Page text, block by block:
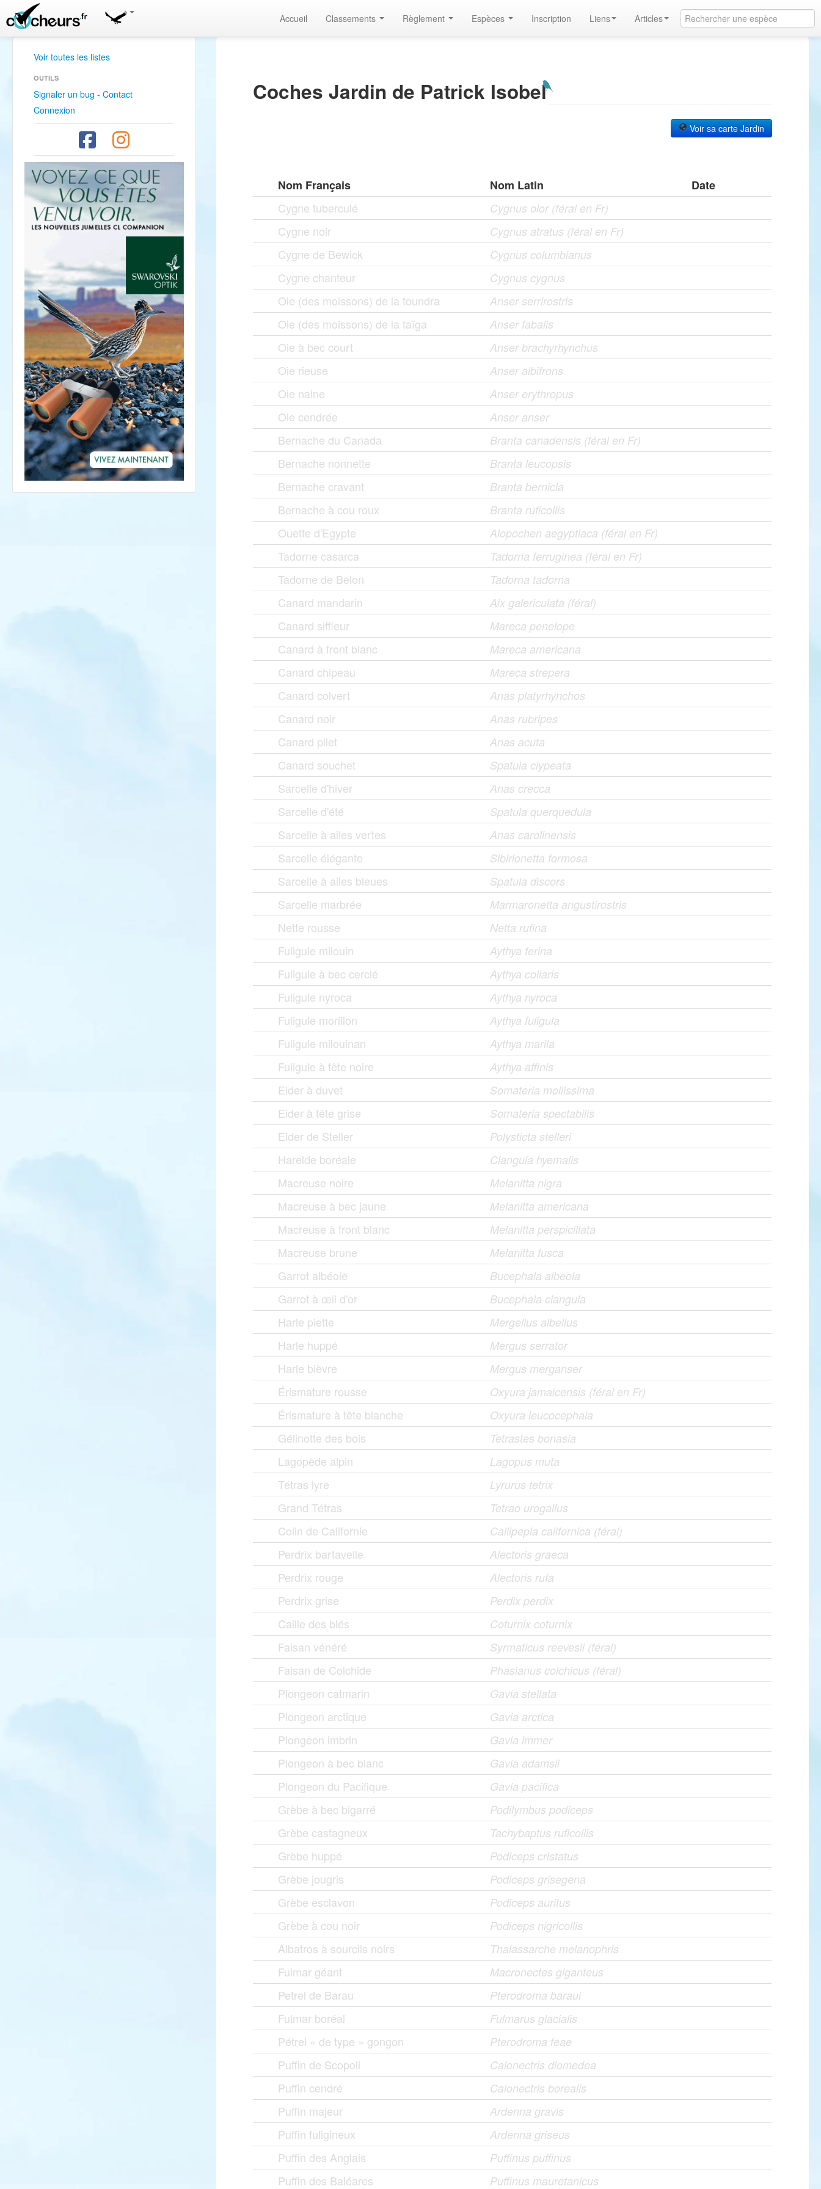
Accueil Classements Règlement Espèces Inscription Liens Articles
Voir toutes les listes
OUTILS
Signaler un bug - Contact
Connexion
Coches Jardin de Patrick Isobel
Voir sa carte Jardin
Nom Français Nom Latin
Date
Cygne tuberculé
Cygnus olor (féral en Fr)
Cygne noir Cygnus atratus (féral en Fr)
Cygne de Bewick Cygnus columbianus
Cygne chanteur Cygnus cygnus
Oie (des moissons) de la toundra Anser serrirostris
Oie (des moissons) de la taïga Anser fabalis
Oie à bec court Anser brachyrhynchus
Oie rieuse Anser albifrons
Oie naine Anser erythropus
Oie cendrée Anser anser
Bernache du Canada Branta canadensis (féral en Fr)
Bernache nonnette Branta leucopsis
Bernache cravant Branta bernicla
Bernache à cou roux Branta ruficollis
Ouette d'Egypte Alopochen aegyptiaca (féral en Fr)
Tadorne casarca Tadorna ferruginea (féral en Fr)
Tadorne de Belon Tadorna tadorna
Canard mandarin Aix galericulata (féral)
Canard siffleur Mareca penelope
Canard à front blanc Mareca americana
Canard chipeau Mareca strepera
Canard colvert Anas platyrhynchos
Canard noir Anas rubripes
Canard pilet Anas acuta
Canard souchet Spatula clypeata
Sarcelle d'hiver Anas crecca
Sarcelle d'été Spatula querquedula
Sarcelle à ailes vertes Anas carolinensis
Sarcelle élégante Sibirionetta formosa
Sarcelle à ailes bleues Spatula discors
Sarcelle marbrée Marmaronetta angustirostris
Nette rousse Netta rufina
Fuligule milouin Aythya ferina
Fuligule à bec cerclé Aythya collaris
Fuligule nyroca Aythya nyroca
Fuligule morillon Aythya fuligula
Fuligule milouinan Aythya marila
Fuligule à tête noire Aythya affinis
Eider à duvet Somateria mollissima
Eider à tête grise Somateria spectabilis
Eider de Steller Polysticta stelleri
Harelde boréale Clangula hyemalis
Macreuse noire Melanitta nigra
Macreuse à bec jaune Melanitta americana
Macreuse à front blanc Melanitta perspicillata
Macreuse brune Melanitta fusca
Garrot albéole Bucephala albeola
Garrot à œil d'or Bucephala clangula
Harle piette Mergellus albellus
Harle huppé Mergus serrator
Harle bièvre Mergus merganser
Érismature rousse Oxyura jamaicensis (féral en Fr)
Érismature à tête blanche Oxyura leucocephala
Gélinotte des bois Tetrastes bonasia
Lagopède alpin Lagopus muta
Tétras lyre Lyrurus tetrix
Grand Tétras Tetrao urogallus
Colin de Californie Callipepla californica (féral)
Perdrix bartavelle Alectoris graeca
Perdrix rouge Alectoris rufa
Perdrix grise Perdix perdix
Caille des blés Coturnix coturnix
Faisan vénéré Syrmaticus reevesii (féral)
Faisan de Colchide Phasianus colchicus (féral)
Plongeon catmarin Gavia stellata
Plongeon arctique Gavia arctica
Plongeon imbrin Gavia immer
Plongeon à bec blanc Gavia adamsii
Plongeon du Pacifique Gavia pacifica
Grèbe à bec bigarré Podilymbus podiceps
Grèbe castagneux Tachybaptus ruficollis
Grèbe huppé Podiceps cristatus
Grèbe jougris Podiceps grisegena
Grèbe esclavon Podiceps auritus
Grèbe à cou noir Podiceps nigricollis
Albatros à sourcils noirs Thalassarche melanophris
Fulmar géant Macronectes giganteus
Petrel de Barau Pterodroma baraui
Fulmar boréal Fulmarus glacialis
Pétrel « de type » gongon Pterodroma feae
Puffin de Scopoli Calonectris diomedea
Puffin cendré Calonectris borealis
Puffin majeur Ardenna gravis
Puffin fuligineux Ardenna griseus
Puffin des Anglais Puffinus puffinus
Puffin des Baléares Puffinus mauretanicus